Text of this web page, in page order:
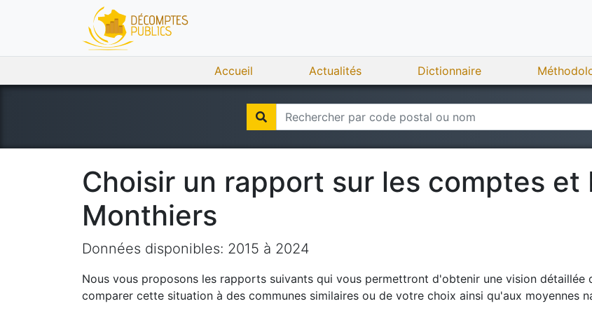
Accueil Actualités Dictionnaire
Choisir un rapport sur les comptes et
Monthiers
Données disponibles: 2015 à 2024
Nous vous proposons les rapports suivants qui vous permettront d'obtenir une vision détaillée
comparer cette situation à des communes similaires ou de votre choix ainsi qu'aux moyennes